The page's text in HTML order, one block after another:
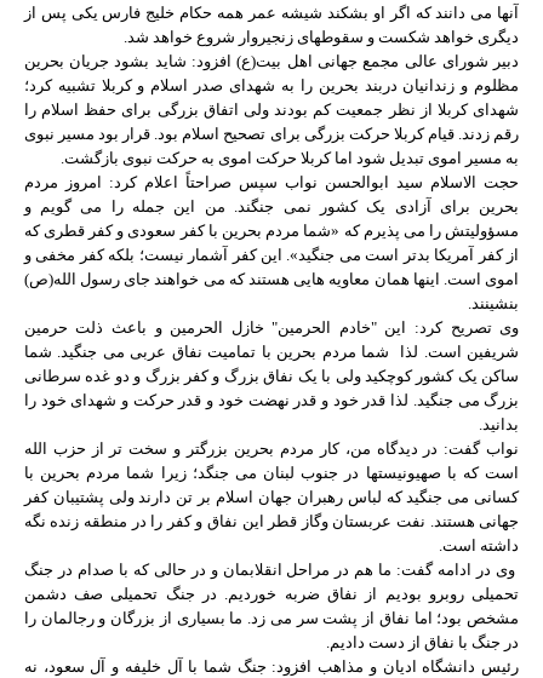
آنها می دانند که اگر او بشکند شیشه عمر همه حکام خلیج فارس یکی پس از
دیگری خواهد شکست و سقوط‏های زنجیروار شروع خواهد شد.
دبیر شورای عالی مجمع جهانی اهل بیت(ع) افزود: شاید بشود جریان بحرین
مظلوم و زندانیان دربند بحرین را به شهدای صدر اسلام و کربلا تشبیه کرد؛
شهدای کربلا از نظر جمعیت کم بودند ولی اتفاق بزرگی برای حفظ اسلام را
رقم زدند. قیام کربلا حرکت بزرگی برای تصحیح اسلام بود. قرار بود مسیر نبوی
به مسیر اموی تبدیل شود اما کربلا حرکت اموی به حرکت نبوی بازگشت.
حجت الاسلام سید ابوالحسن نواب سپس صراحتاً اعلام کرد: امروز مردم
بحرین برای آزادی یک کشور نمی جنگند. من این جمله را می گویم و
مسؤولیتش را می پذیرم که «شما مردم بحرین با کفر سعودی و کفر قطری که
از کفر آمریکا بدتر است می جنگید». این کفر آشمار نیست؛ بلکه کفر مخفی و
اموی است. اینها همان معاویه هایی هستند که می خواهند جای رسول الله(ص)
بنشینند.
وی تصریح کرد: این "خادم الحرمین" خازل الحرمین و باعث ذلت حرمین
شریفین است. لذا شما مردم بحرین با تمامیت نفاق عربی می جنگید. شما
ساکن یک کشور کوچکید ولی با یک نفاق بزرگ و کفر بزرگ و دو غده سرطانی
بزرگ می جنگید. لذا قدر خود و قدر نهضت خود و قدر حرکت و شهدای خود را
بدانید.
نواب گفت: در دیدگاه من، کار مردم بحرین بزرگ‏تر و سخت تر از حزب الله
است که با صهیونیست‏ها در جنوب لبنان می جنگد؛ زیرا شما مردم بحرین با
کسانی می جنگید که لباس رهبران جهان اسلام بر تن دارند ولی پشتیبان کفر
جهانی هستند. نفت عربستان وگاز قطر این نفاق و کفر را در منطقه زنده نگه
داشته است.
وی در ادامه گفت: ما هم در مراحل انقلابمان و در حالی که با صدام در جنگ
تحمیلی روبرو بودیم از نفاق ضربه خوردیم. در جنگ تحمیلی صف دشمن
مشخص بود؛ اما نفاق از پشت سر می زد. ما بسیاری از بزرگان و رجالمان را
در جنگ با نفاق از دست دادیم.
رئیس دانشگاه ادیان و مذاهب افزود: جنگ شما با آل خلیفه و آل سعود، نه